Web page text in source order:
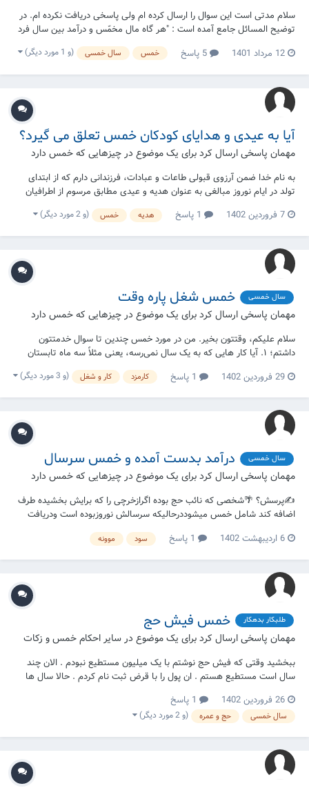
سلام مدتی است این سوال را ارسال کرده ام ولی پاسخی دریافت نکرده ام. در
توضیح المسائل جامع آمده است : "هر گاه مال مخمّس و درآمد بین سال فرد
با هم مخلوط شده و قابل تشخیص از هم نباشد، مانند اینکه فرد مجموع
مالش را در صندوق یا دَخل واحدی قرار داده باشد، در هنگام برداشت از عین
12 مرداد 1401 خمس سال خمسی (و 1 مورد دیگر)
آیا به عیدی و هدایای کودکان خمس تعلق می گیرد؟
مهمان پاسخی ارسال کرد برای یک موضوع در چیزهایی که خمس دارد
به نام خدا ضمن آرزوی قبولی طاعات و عبادات، فرزندانی دارم که از ابتدای
تولد در ایام نوروز مبالغی به عنوان هدیه و عیدی مطابق مرسوم از اطرافیان
دریافت می کرده اند. با توجه به اینکه ممکن است کودک در ایام نوروز به
صورت روزانه مبالغی را دریافت کند و ثبت و ضبط حساب آنها (یک سال
جداگانه برای هر مال) کا...
7 فروردین 1402 هدیه خمس (و 2 مورد دیگر)
سال خمسی خمس شغل پاره وقت
مهمان پاسخی ارسال کرد برای یک موضوع در چیزهایی که خمس دارد
سلام علیکم، وقتتون بخیر. من در مورد خمس چندین تا سوال خدمتتون
داشتم؛ ۱. آیا کار هایی که به یک سال نمی‌رسه، یعنی مثلاً سه ماه تابستان
مشغول بودیم و حقوقی گرفتیم و بعدش دیگه مشغول نبودیم، شروع تاریخ
خمس حساب میشه؟ ( چون من قبل از کار الانم، بصورت مقطعی چند جا کار
کردم ولی به یک سال نرسیده )...
29 فروردین 1402 کارمزد کار و شغل (و 3 مورد دیگر)
سال خمسی درآمد بدست آمده و خمس سرسال
مهمان پاسخی ارسال کرد برای یک موضوع در چیزهایی که خمس دارد
✍پرسش؟ 🌴شخصی که نائب حج بوده اگرازخرچی را که برایش بخشیده طرف
اضافه کند شامل خمس میشوددرحالیکه سرسالش نوروزبوده است ودریافت
6 اردیبهشت 1402 سود موونه
طلبکار بدهکار خمس فیش حج
مهمان پاسخی ارسال کرد برای یک موضوع در سایر احکام خمس و زکات
ببخشید وقتی که فیش حج نوشتم با یک میلیون مستطیع نبودم . الان چند
سال است مستطیع هستم . ان پول را با قرض ثبت نام کردم . حالا سال ها
تخمیس کنم؟
26 فروردین 1402
سال خمسی حج و عمره (و 2 مورد دیگر)